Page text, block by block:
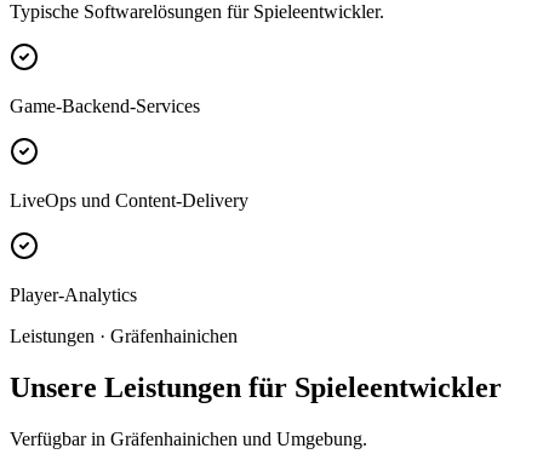
Typische Softwarelösungen für Spieleentwickler.
Game-Backend-Services
LiveOps und Content-Delivery
Player-Analytics
Leistungen · Gräfenhainichen
Unsere Leistungen für Spieleentwickler
Verfügbar in Gräfenhainichen und Umgebung.